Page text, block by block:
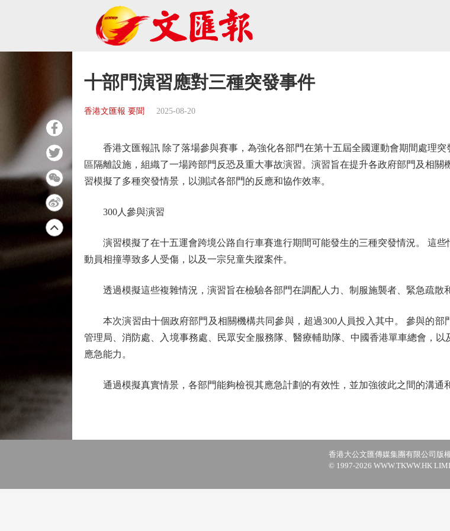
十部門演習應對三種突發事件
香港文匯報 要聞 2025-08-20
香港文匯報訊 除了落場參與賽事，為強化各部門在第十五屆全國運動會期間處理突
區隔離設施，組織了一場跨部門反恐及重大事故演習。演習旨在提升各政府部門及相
習模擬了多種突發情景，以測試各部門的反應和協作效率。
300人參與演習
演習模擬了在十五運會跨境公路自行車賽進行期間可能發生的三種突發情況。 這些
動員相撞導致多人受傷，以及一宗兒童失蹤案件。
透過模擬這些複雜情況，演習旨在檢驗各部門在調配人力、制服施襲者、緊急疏散
本次演習由十個政府部門及相關機構共同參與，超過300人員投入其中。 參與的部
管理局、消防處、入境事務處、民眾安全服務隊、醫療輔助隊、中國香港單車總會，
應急能力。
通過模擬真實情景，各部門能夠檢視其應急計劃的有效性，並加強彼此之間的溝通
香港大公文匯傳媒集團有限公司版
© 1997-2026 WWW.TKWW.HK